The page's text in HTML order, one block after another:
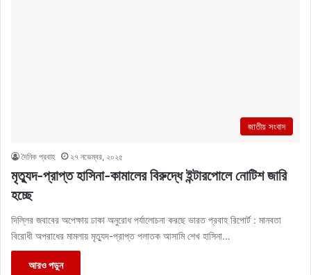
জাতীয় সংবাদ
দৈনিক প্রবাহ ২৭ নভেম্বর, ২০২৫
মৃত্যুদ-প্রাপ্ত হাসিনা-কামালের বিরুদ্ধে ইন্টারপোলে নোটিশ জারি
হচ্ছে
দিল্লির জবাবের অপেক্ষায় ঢাকা অনুরোধ পর্যালোচনা করছে ভারত প্রবাহ রিপোর্ট : মানবতা
বিরোধী অপরাধের মামলায় মৃত্যুদ-প্রাপ্ত পলাতক আসামি শেখ হাসিনা…
আরও পড়ুন